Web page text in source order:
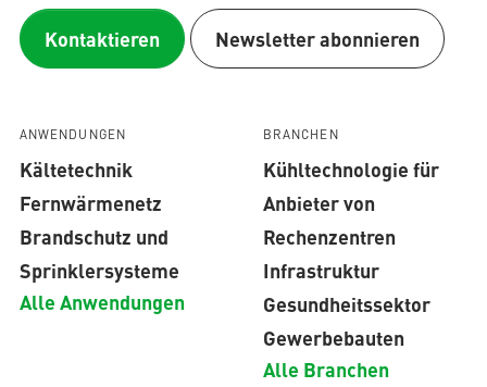
Kontaktieren Newsletter abonnieren
ANWENDUNGEN
Kältetechnik
Fernwärmenetz
Brandschutz und
Sprinklersysteme
Alle Anwendungen
BRANCHEN
Kühltechnologie für
Anbieter von
Rechenzentren
Infrastruktur
Gesundheitssektor
Gewerbebauten
Alle Branchen